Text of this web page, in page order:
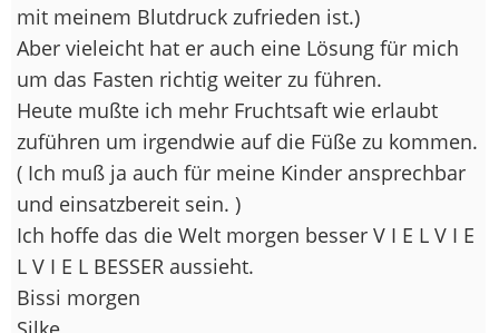
mit meinem Blutdruck zufrieden ist.)
Aber vieleicht hat er auch eine Lösung für mich
um das Fasten richtig weiter zu führen.
Heute mußte ich mehr Fruchtsaft wie erlaubt
zuführen um irgendwie auf die Füße zu kommen.
( Ich muß ja auch für meine Kinder ansprechbar
und einsatzbereit sein. )
Ich hoffe das die Welt morgen besser V I E L V I E
L V I E L BESSER aussieht.
Bissi morgen